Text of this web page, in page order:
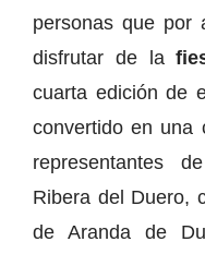
personas que por
disfrutar de la
cuarta edición de
convertido en una
representantes
Ribera del Duero,
de Aranda de